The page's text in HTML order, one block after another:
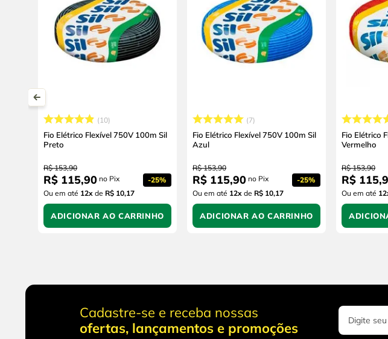
10
Fio Elétrico Flexível 750V 100m Sil
Preto
R$ 153,90
R$ 115,90 no Pix -25%
Ou em até 12x de R$ 10,17
ADICIONAR AO CARRINHO
7
Fio Elétrico Flexível 750V 100m Sil
Azul
R$ 153,90
R$ 115,90 no Pix -25%
Ou em até 12x de R$ 10,17
ADICIONAR AO CARRINHO
Fio Elétrico
Vermelho
R$ 153,90
R$ 115,
Ou em até 12
Cadastre-se e receba nossas
ofertas, lançamentos e promoções